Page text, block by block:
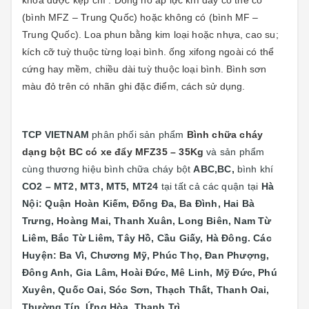
(bình MFZ – Trung Quốc) hoặc không có (bình MF –
Trung Quốc). Loa phun bằng kim loại hoặc nhựa, cao su;
kích cỡ tuỳ thuộc từng loại bình. ống xifong ngoài có thể
cứng hay mềm, chiều dài tuỳ thuộc loại bình. Bình sơn
màu đỏ trên có nhãn ghi đặc điểm, cách sử dụng.
TCP VIETNAM phân phối sản phẩm Bình chữa cháy
dạng bột BC có xe đẩy MFZ35 – 35Kg và sản phẩm
cùng thương hiệu bình chữa cháy bộtABC,BC, bình khí
CO2 – MT2, MT3, MT5, MT24 tạitất cả các quận tại Hà
Nội: Quận Hoàn Kiếm, Đống Đa, Ba Đình, Hai Bà
Trưng, Hoàng Mai, Thanh Xuân, Long Biên, Nam Từ
Liêm, Bắc Từ Liêm, Tây Hồ, Cầu Giấy, Hà Đông. Các
Huyện: Ba Vì, Chương Mỹ, Phúc Thọ, Đan Phượng,
Đông Anh, Gia Lâm, Hoài Đức, Mê Linh, Mỹ Đức, Phú
Xuyên, Quốc Oai, Sóc Sơn, Thạch Thất, Thanh Oai,
Thường Tín, Ứng Hòa, Thanh Trì.